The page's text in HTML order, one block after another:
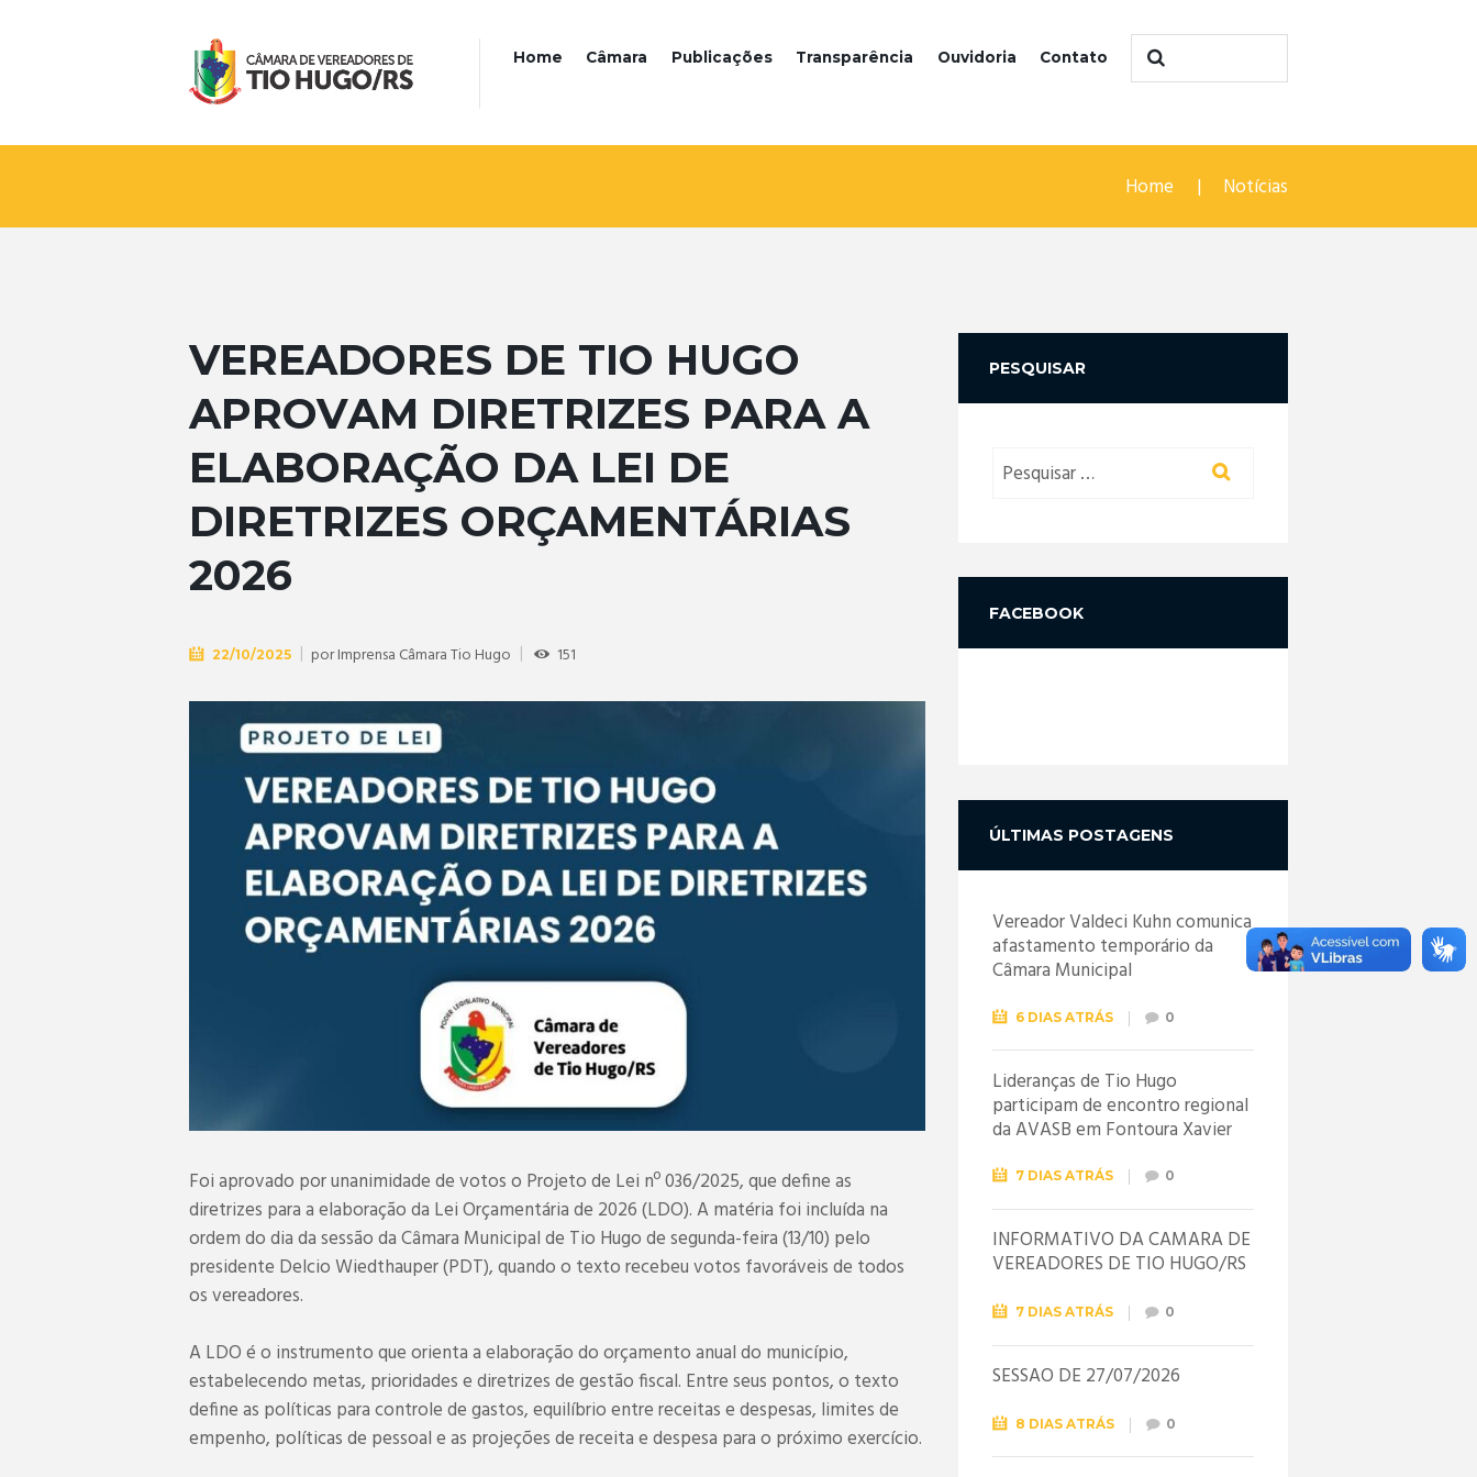
Home Câmara Publicações Transparência Ouvidoria Contato
Home Notícias
VEREADORES DE TIO HUGO
APROVAM DIRETRIZES PARA A
ELABORAÇÃO DA LEI DE
DIRETRIZES ORÇAMENTÁRIAS
2026
22/10/2025 porImprensa Câmara Tio Hugo 151
Foi aprovado por unanimidade de votos o Projeto de Lei nº 036/2025, que define as
diretrizes para a elaboração da Lei Orçamentária de 2026 (LDO). A matéria foi incluída na
ordem do dia da sessão da Câmara Municipal de Tio Hugo de segunda-feira (13/10) pelo
presidente Delcio Wiedthauper (PDT), quando o texto recebeu votos favoráveis de todos
os vereadores.
A LDO é o instrumento que orienta a elaboração do orçamento anual do município,
estabelecendo metas, prioridades e diretrizes de gestão fiscal. Entre seus pontos, o texto
define as políticas para controle de gastos, equilíbrio entre receitas e despesas, limites de
empenho, políticas de pessoal e as projeções de receita e despesa para o próximo exercício.
PESQUISAR
FACEBOOK
ÚLTIMAS POSTAGENS
Vereador Valdeci Kuhn comunica
afastamento temporário da
Câmara Municipal
6 DIAS ATRÁS 0
Lideranças de Tio Hugo
participam de encontro regional
da AVASB em Fontoura Xavier
7 DIAS ATRÁS 0
INFORMATIVO DA CÂMARA DE
VEREADORES DE TIO HUGO/RS
7 DIAS ATRÁS 0
SESSÃO DE 27/07/2026
8 DIAS ATRÁS 0